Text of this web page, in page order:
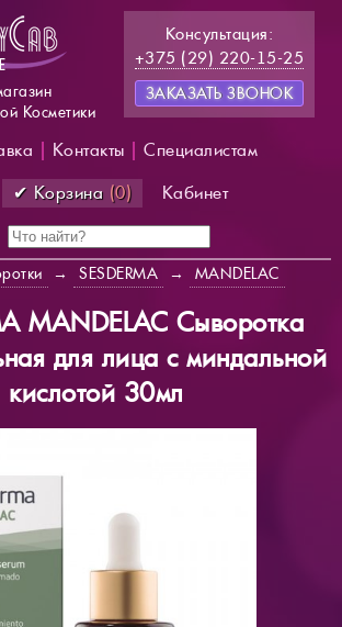
Косметики
Консультация:
+375 (29) 220-15-25
ЗАКАЗАТЬ ЗВОНОК
Контакты
Специалистам
✔ Корзина (0) Кабинет
→ SESDERMA → MANDELAC
MANDELAC Сыворотка
для лица с миндальной
кислотой 30мл